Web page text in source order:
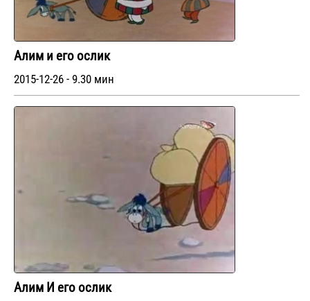
Алим и его ослик
2015-12-26 - 9.30 мин
Алим И его ослик